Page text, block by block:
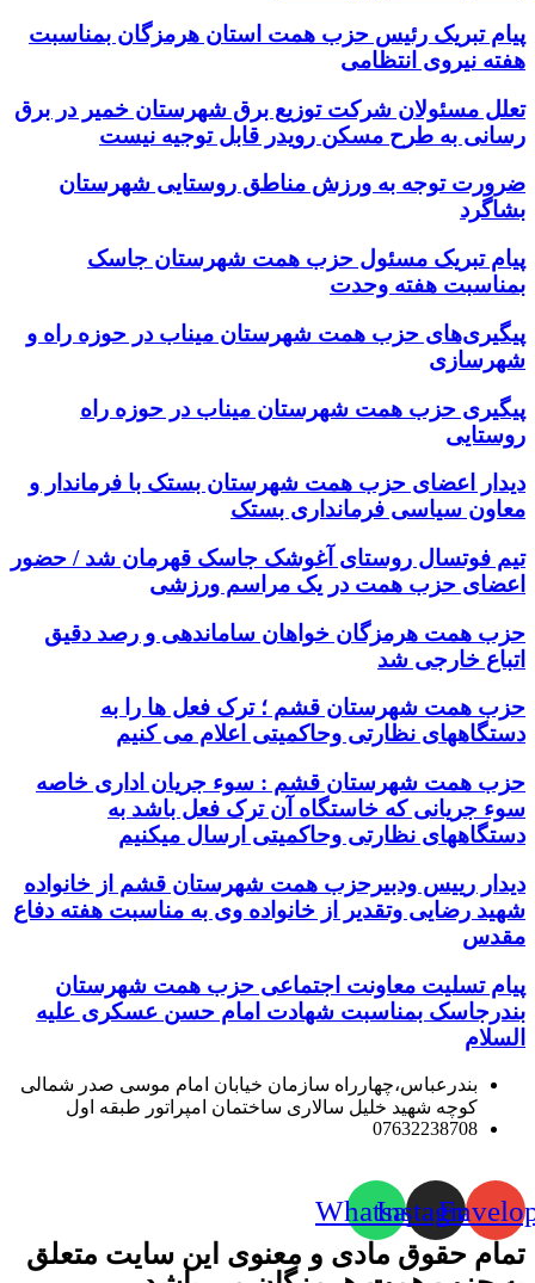
پیام تبریک رئیس حزب همت استان هرمزگان بمناسبت
هفته نیروی انتظامی
تعلل مسئولان شرکت توزیع برق شهرستان خمیر در برق
رسانی به طرح مسکن رویدر قابل توجیه نیست
ضرورت توجه به ورزش مناطق روستایی شهرستان
بشاگرد
پیام تبریک مسئول حزب همت شهرستان جاسک
بمناسبت هفته وحدت
پیگیری‌های حزب همت شهرستان میناب در حوزه راه و
شهرسازی
پیگیری حزب همت شهرستان میناب در حوزه راه
روستایی
دیدار اعضای حزب همت شهرستان بستک با فرماندار و
معاون سیاسی فرمانداری بستک
تیم فوتسال روستای آغوشک جاسک قهرمان شد / حضور
اعضای حزب همت در یک مراسم ورزشی
حزب همت هرمزگان خواهان ساماندهی و رصد دقیق
اتباع خارجی شد
حزب همت شهرستان قشم ؛ ترک فعل ها را به
دستگاههای نظارتی وحاکمیتی اعلام می کنیم
حزب همت شهرستان قشم : سوء جریان اداری خاصه
سوء جریانی که خاستگاه آن ترک فعل باشد به
دستگاههای نظارتی وحاکمیتی ارسال میکنیم
دیدار رییس ودبیرحزب همت شهرستان قشم از خانواده
شهید رضایی وتقدیر از خانواده وی به مناسبت هفته دفاع
مقدس
پیام تسلیت معاونت اجتماعی حزب همت شهرستان
بندرجاسک بمناسبت شهادت امام حسن عسکری علیه
السلام
بندرعباس،چهارراه سازمان خیابان امام موسی صدر شمالی
کوچه شهید خلیل سالاری ساختمان امپراتور طبقه اول
07632238708
Instagram
Whatsapp
تمام حقوق مادی و معنوی این سایت متعلق